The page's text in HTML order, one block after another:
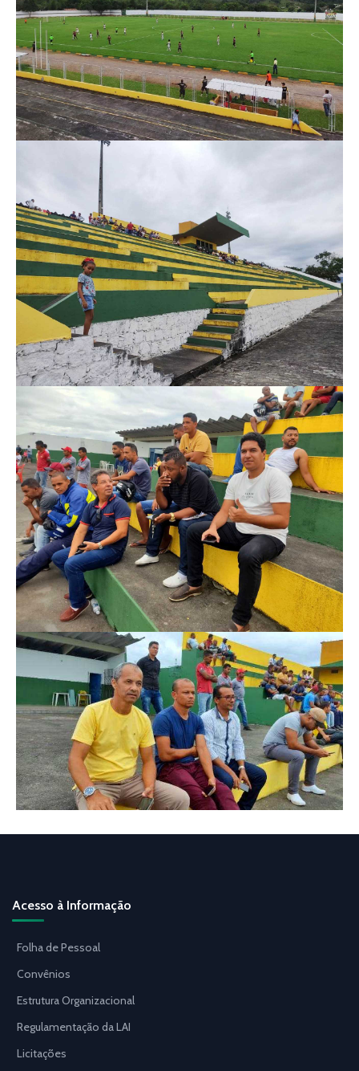
Acesso à Informação
Folha de Pessoal
Convênios
Estrutura Organizacional
Regulamentação da LAI
Licitações